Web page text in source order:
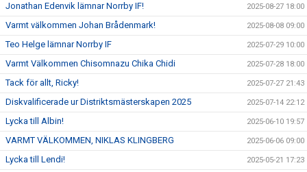
Jonathan Edenvik lämnar Norrby IF! 2025-08-27 18:00
Varmt välkommen Johan Brådenmark! 2025-08-08 09:00
Teo Helge lämnar Norrby IF 2025-07-29 10:00
Varmt Välkommen Chisomnazu Chika Chidi 2025-07-28 18:00
Tack för allt, Ricky! 2025-07-27 21:43
Diskvalificerade ur Distriktsmästerskapen 2025 2025-07-14 22:12
Lycka till Albin! 2025-06-10 19:57
VARMT VÄLKOMMEN, NIKLAS KLINGBERG 2025-06-06 09:00
Lycka till Lendi! 2025-05-21 17:23